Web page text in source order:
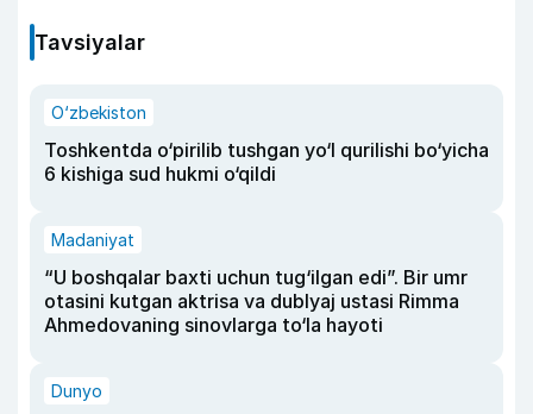
Tavsiyalar
O‘zbekiston
Toshkentda o‘pirilib tushgan yo‘l qurilishi bo‘yicha
6 kishiga sud hukmi o‘qildi
Madaniyat
“U boshqalar baxti uchun tug‘ilgan edi”. Bir umr
otasini kutgan aktrisa va dublyaj ustasi Rimma
Ahmedovaning sinovlarga to‘la hayoti
Dunyo